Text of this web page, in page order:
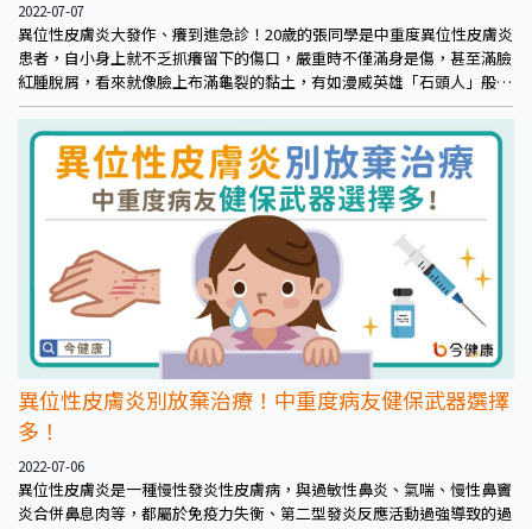
2022-07-07
異位性皮膚炎大發作、癢到進急診！20歲的張同學是中重度異位性皮膚炎
患者，自小身上就不乏抓癢留下的傷口，嚴重時不僅滿身是傷，甚至滿臉
紅腫脫屑，看來就像臉上布滿龜裂的黏土，有如漫威英雄「石頭人」般。
雖然就醫，但仍不時發作，先前還一度因為連續爆癢紅腫四天，被家人送
急診求助。
異位性皮膚炎別放棄治療！中重度病友健保武器選擇
多！
2022-07-06
異位性皮膚炎是一種慢性發炎性皮膚病，與過敏性鼻炎、氣喘、慢性鼻竇
炎合併鼻息肉等，都屬於免疫力失衡、第二型發炎反應活動過強導致的過